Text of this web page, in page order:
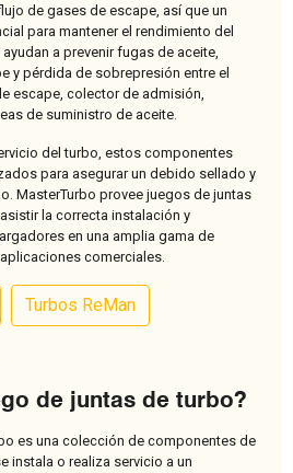
de gases de escape, así que un
para mantener el rendimiento del
a prevenir fugas de aceite,
y pérdida de sobrepresión entre el
escape, colector de admisión,
de suministro de aceite.
del turbo, estos componentes
para asegurar un debido sellado y
MasterTurbo provee juegos de juntas
la correcta instalación y
en una amplia gama de
comerciales.
Turbos ReMan
de juntas de turbo?
es una colección de componentes de
instala o realiza servicio a un